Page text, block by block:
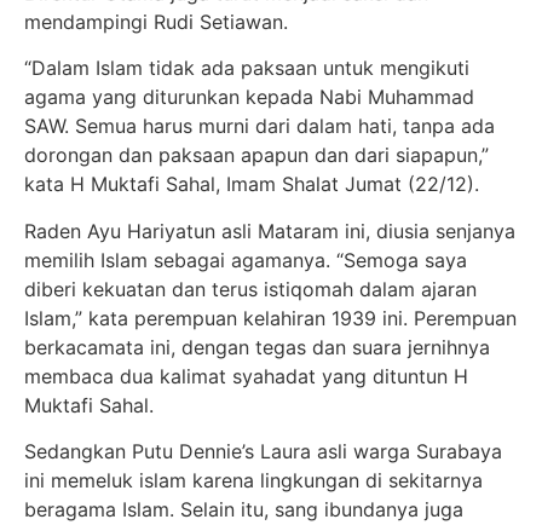
mendampingi Rudi Setiawan.
“Dalam Islam tidak ada paksaan untuk mengikuti
agama yang diturunkan kepada Nabi Muhammad
SAW. Semua harus murni dari dalam hati, tanpa ada
dorongan dan paksaan apapun dan dari siapapun,”
kata H Muktafi Sahal, Imam Shalat Jumat (22/12).
Raden Ayu Hariyatun asli Mataram ini, diusia senjanya
memilih Islam sebagai agamanya. “Semoga saya
diberi kekuatan dan terus istiqomah dalam ajaran
Islam,” kata perempuan kelahiran 1939 ini. Perempuan
berkacamata ini, dengan tegas dan suara jernihnya
membaca dua kalimat syahadat yang dituntun H
Muktafi Sahal.
Sedangkan Putu Dennie’s Laura asli warga Surabaya
ini memeluk islam karena lingkungan di sekitarnya
beragama Islam. Selain itu, sang ibundanya juga